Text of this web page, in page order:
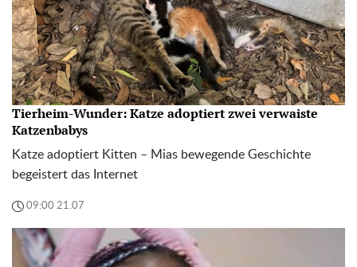
Tierheim-Wunder: Katze adoptiert zwei verwaiste
Katzenbabys
Katze adoptiert Kitten – Mias bewegende Geschichte
begeistert das Internet
09:00 21.07